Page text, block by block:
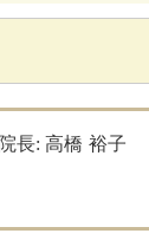
院長: 高橋 裕子